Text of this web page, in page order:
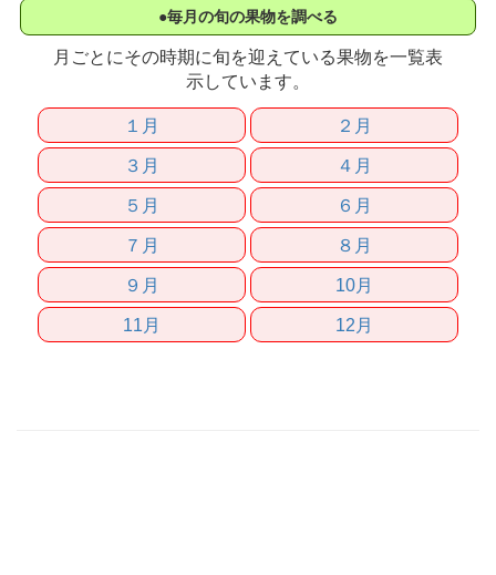
●毎月の旬の果物を調べる
月ごとにその時期に旬を迎えている果物を一覧表
示しています。
１月
２月
３月
４月
５月
６月
７月
８月
９月
10月
11月
12月